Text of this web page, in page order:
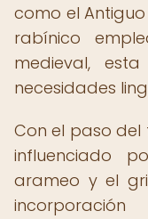
como el
rabínico
medieval,
necesidades
Con el paso del
influenciado
arameo y el